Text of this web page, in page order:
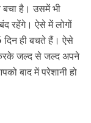
बचा है। उसमें भी
रहेंगे। ऐसे में लोगों
ही बचते हैं। ऐसे
जल्द से जल्द अपने
बाद में परेशानी हो